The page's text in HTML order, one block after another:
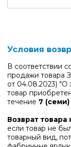
Условия
В соответствии
продажи товара
от 04.08.2023) "О
товар
течение 7 (семи)
Возврат
если товар не
товарный вид,